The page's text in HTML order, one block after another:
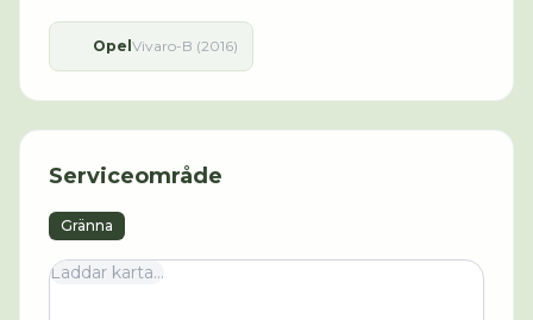
Opel Vivaro-B (2016)
Serviceområde
Gränna
Laddar karta...